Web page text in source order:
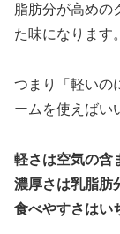
脂肪分が高めの
た味になります。
つまり「軽いの
ームを使えばい
軽さは空気の含
濃厚さは乳脂肪
食べやすさはい